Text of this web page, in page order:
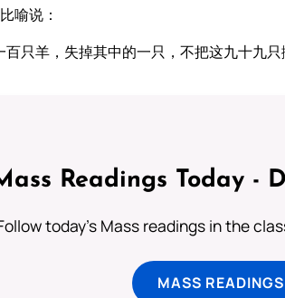
喻说：
百只羊，失掉其中的一只，不把这九十九
Readings Today -
today's Mass readings in the
MASS